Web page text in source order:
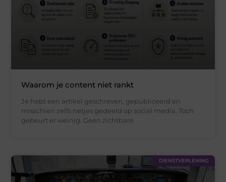
Waarom je content niet rankt
Je hebt een artikel geschreven, gepubliceerd en
misschien zelfs netjes gedeeld op social media. Toch
gebeurt er weinig. Geen zichtbare
DIENSTVERLENING